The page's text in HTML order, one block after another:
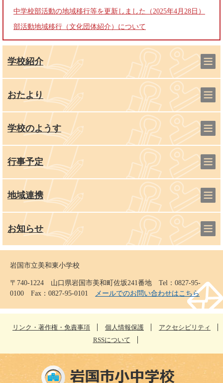
中学校部活動の地域移行等を更新しました（2025年4月28日）
部活動地域移行（文化団体紹介）について
学校紹介
おたより
学校のようす
行事予定
地域連携
お知らせ
岩国市立美和東小学校
〒740-1224 山口県岩国市美和町佐坂241番地 Tel：0827-95-
0100 Fax：0827-95-0101
メールでのお問い合わせはこちら
リンク・著作権・免責事項 個人情報保護
アクセシビリティ
RSSについて